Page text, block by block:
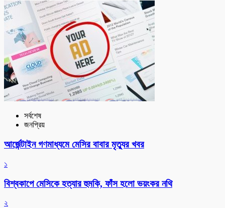
সর্বশেষ
জনপ্রিয়
আর্জেন্টাইন গণমাধ্যমে মেসির বাবার মৃত্যুর খবর
১
বিশ্বকাপে মেসিকে হত্যার হুমকি, ফাঁস হলো ভয়ংকর নথি
২